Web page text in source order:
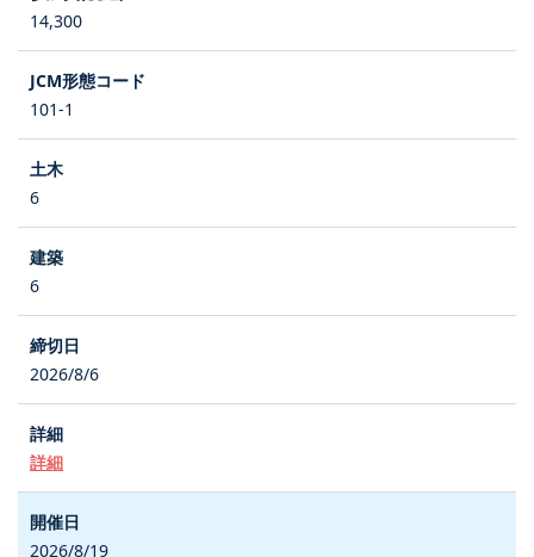
14,300
101-1
6
6
2026/8/6
詳細
2026/8/19